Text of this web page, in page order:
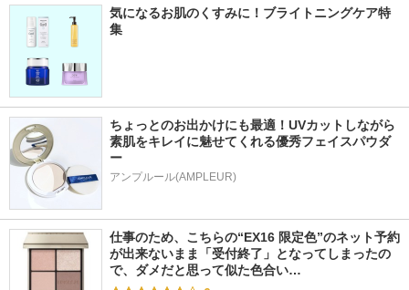
気になるお肌のくすみに！ブライトニングケア特
集
ちょっとのお出かけにも最適！UVカットしながら
素肌をキレイに魅せてくれる優秀フェイスパウダ
ー
アンプルール(AMPLEUR)
仕事のため、こちらの“EX16 限定色”のネット予約
が出来ないまま「受付終了」となってしまったの
で、ダメだと思って似た色合い…